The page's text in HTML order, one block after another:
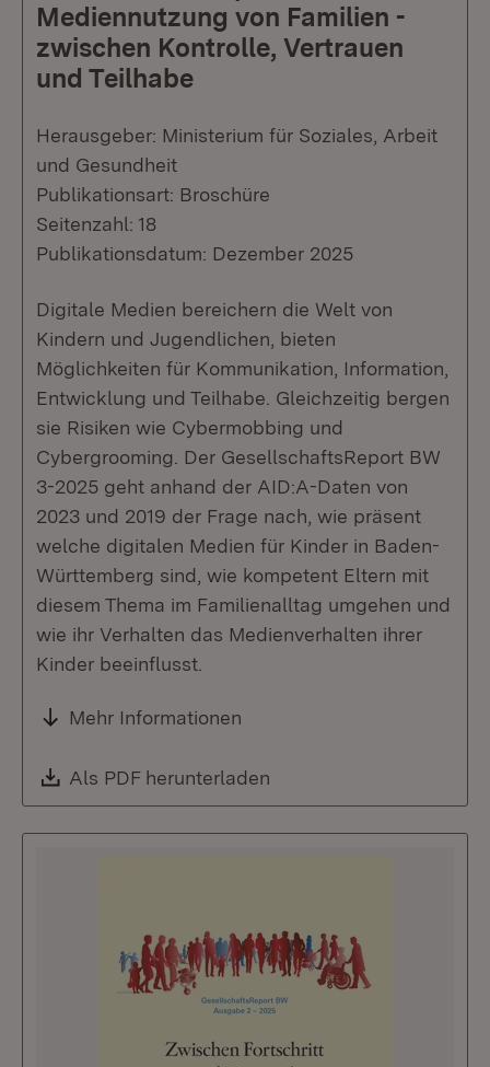
Mediennutzung von Familien -
zwischen Kontrolle, Vertrauen
und Teilhabe
Herausgeber: Ministerium für Soziales, Arbeit
und Gesundheit
Publikationsart: Broschüre
Seitenzahl: 18
Publikationsdatum: Dezember 2025
Digitale Medien bereichern die Welt von
Kindern und Jugendlichen, bieten
Möglichkeiten für Kommunikation, Information,
Entwicklung und Teilhabe. Gleichzeitig bergen
sie Risiken wie Cybermobbing und
Cybergrooming. Der GesellschaftsReport BW
3-2025 geht anhand der AID:A-Daten von
2023 und 2019 der Frage nach, wie präsent
welche digitalen Medien für Kinder in Baden-
Württemberg sind, wie kompetent Eltern mit
diesem Thema im Familienalltag umgehen und
wie ihr Verhalten das Medienverhalten ihrer
Kinder beeinflusst.
Mehr Informationen
Download:
Als PDF herunterladen